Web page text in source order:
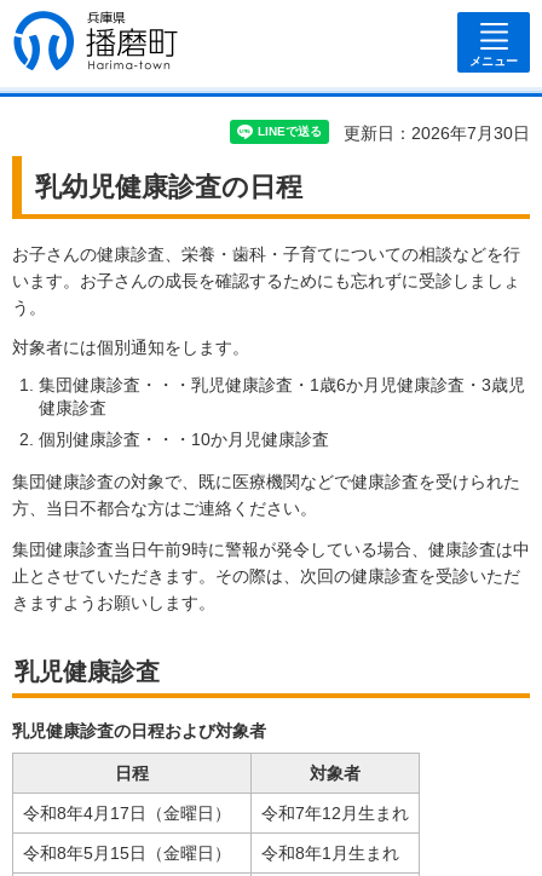
兵庫県 播磨
町
メニュー
更新日：2026年7月30日
乳幼児健康診査の日程
お子さんの健康診査、栄養・歯科・子育てについての相談などを行
います。お子さんの成長を確認するためにも忘れずに受診しましょ
う。
対象者には個別通知をします。
集団健康診査・・・乳児健康診査・1歳6か月児健康診査・3歳児
健康診査
個別健康診査・・・10か月児健康診査
集団健康診査の対象で、既に医療機関などで健康診査を受けられた
方、当日不都合な方はご連絡ください。
集団健康診査当日午前9時に警報が発令している場合、健康診査は中
止とさせていただきます。その際は、次回の健康診査を受診いただ
きますようお願いします。
乳児健康診査
乳児健康診査の日程および対象者
日程 対象者
令和8年4月17日（金曜日） 令和7年12月生まれ
令和8年5月15日（金曜日） 令和8年1月生まれ